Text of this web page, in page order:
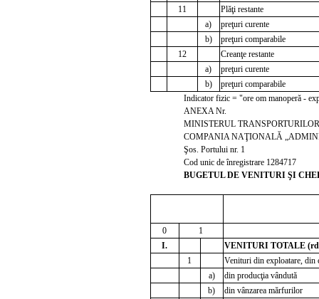
11
Plăţi restante
a)
preţuri curente
b)
preţuri comparabile
12
Creanţe restante
a)
preţuri curente
b)
preţuri comparabile
Indicator fizic = "ore om manoperă -
ANEXA Nr.
MINISTERUL
COMPANIA NAŢIONALĂ
Şos. Portului nr. 1
Cod unic de înregistrare 1284717
BUGETUL DE VENITURI ŞI
0
1
I.
VENITURI TOTALE
1
Venituri din exploatare, din
a)
din producţia vândută
b)
din vânzarea mărfurilor